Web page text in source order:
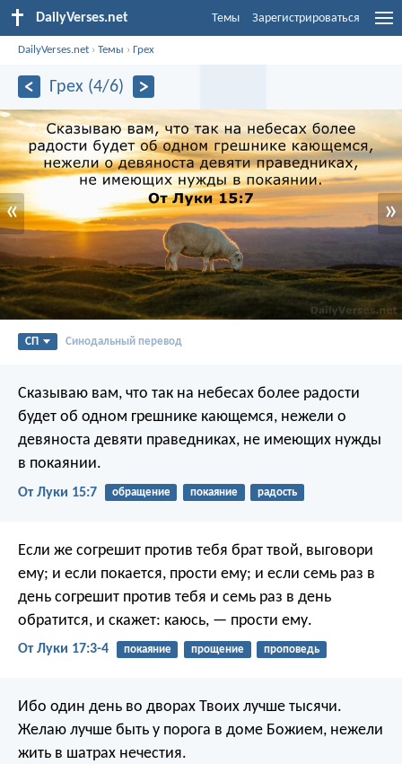
DailyVerses.net Темы Зарегистрироваться
DailyVerses.net ›Темы ›Грех
Грех (4/6)
« »
СП Синодальный перевод
Сказываю вам, что так на небесах более радости
будет об одном грешнике кающемся, нежели о
девяноста девяти праведниках, не имеющих нужды
в покаянии.
От Луки 15:7 обращение покаяние радость
Если же согрешит против тебя брат твой, выговори
ему; и если покается, прости ему; и если семь раз в
день согрешит против тебя и семь раз в день
обратится, и скажет: каюсь, — прости ему.
От Луки 17:3-4 покаяние прощение проповедь
Ибо один день во дворах Твоих лучше тысячи.
Желаю лучше быть у порога в доме Божием, нежели
жить в шатрах нечестия.